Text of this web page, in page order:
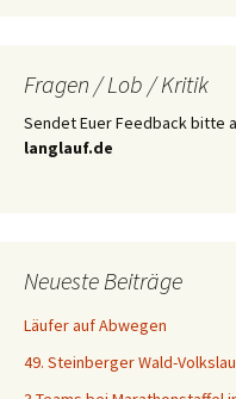
Fragen / Lob / Kritik
Sendet Euer Feedback
langlauf.de
Neueste Beiträge
Läufer auf Abwegen
49. Steinberger Wald-